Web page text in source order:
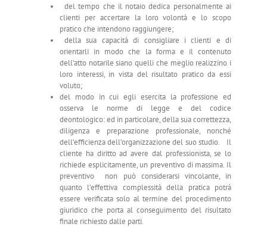
del tempo che il notaio dedica personalmente ai
clienti per accertare la loro volontà e lo scopo
pratico che intendono raggiungere;
della sua capacità di consigliare i clienti e di
orientarli in modo che la forma e il contenuto
dell’atto notarile siano quelli che meglio realizzino i
loro interessi, in vista del risultato pratico da essi
voluto;
del modo in cui egli esercita la professione ed
osserva le norme di legge e del codice
deontologico: ed in particolare, della sua correttezza,
diligenza e preparazione professionale, nonché
dell’efficienza dell’organizzazione del suo studio. Il
cliente ha diritto ad avere dal professionista, se lo
richiede esplicitamente, un preventivo di massima. Il
preventivo non può considerarsi vincolante, in
quanto l’effettiva complessità della pratica potrà
essere verificata solo al termine del procedimento
giuridico che porta al conseguimento del risultato
finale richiesto dalle parti.